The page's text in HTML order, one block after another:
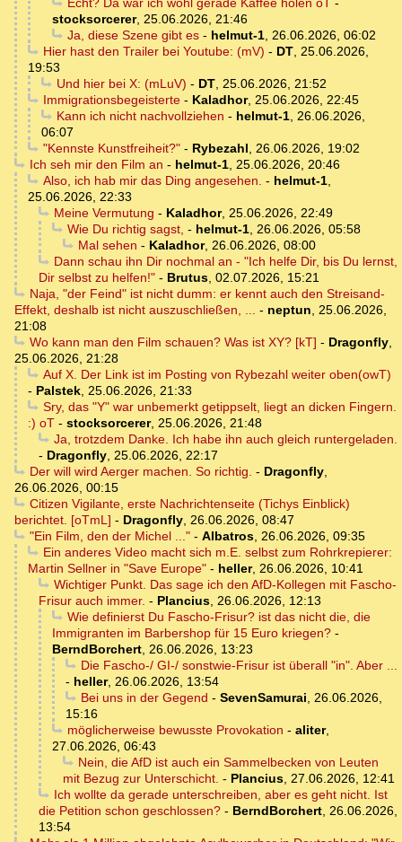
stocksorcerer, 25.06.2026, 21:46
Ja, diese Szene gibt es- helmut-1, 26.06.2026, 06:02
Hier hast den Trailer bei Youtube: (mV) - DT, 25.06.2026,
19:53
Und hier bei X: (mLuV) - DT, 25.06.2026, 21:52
Immigrationsbegeisterte- Kaladhor, 25.06.2026, 22:45
Kann ich nicht nachvollziehen - helmut-1, 26.06.2026,
06:07
"Kennste Kunstfreiheit?"- Rybezahl
26.06.2026, 19:02
Ich seh mir den Film an - helmut-1, 25.06.2026, 20:46
Also, ich hab mir das Ding angesehen. - helmut-1,
25.06.2026, 22:33
Meine Vermutung - Kaladhor, 25.06.2026, 22:49
Wie Du richtig sagst, - helmut-1, 26.06.2026, 05:58
Mal sehen - Kaladhor, 26.06.2026, 08:00
Dann schau ihn Dir nochmal an - "Ich helfe Dir, bis Du lernst,
Dir selbst zu helfen!" - Brutus 02.07.2026, 15:21
Naja, "der Feind" ist nicht dumm: er kennt auch den Streisand-
Effekt, deshalb ist nicht auszuschließen, ...
- neptun
25.06.2026,
21:08
Wo kann man den Film schauen? Was ist XY? [kT] - Dragonfly,
25.06.2026, 21:28
Auf X. Der Link ist im Posting von Rybezahl weiter oben(owT)
- Palstek 25.06.2026, 21:33
Sry, das "Y" war unbemerkt getippselt, liegt an dicken Fingern.
:) oT - stocksorcerer, 25.06.2026, 21:48
Ja, trotzdem Danke. Ich habe ihn auch gleich runtergeladen.
- Dragonfly 25.06.2026, 22:17
Der will wird Aerger machen. So richtig. - Dragonfly,
26.06.2026, 00:15
Citizen Vigilante, erste Nachrichtenseite (Tichys Einblick)
berichtet. [oTmL] - Dragonfly 26.06.2026, 08:47
"Ein Film, den der Michel ..."- Albatros, 26.06.2026, 09:35
Ein anderes Video macht sich m.E. selbst zum Rohrkrepierer:
Martin Sellner in "Save Europe" - heller, 26.06.2026, 10:41
Wichtiger Punkt. Das sage ich den AfD-Kollegen mit Fascho-
Frisur auch immer. - Plancius 26.06.2026, 12:13
Wie definierst Du Fascho-Frisur? ist das nicht die, die
Immigranten im Barbershop für 15 Euro kriegen? -
BerndBorchert 26.06.2026, 13:23
Die Fascho-/ GI-/ sonstwie-Frisur ist überall "in". Aber ...
- heller, 26.06.2026, 13:54
Bei uns in der Gegend - SevenSamurai
26.06.2026,
15:16
möglicherweise bewusste Provokation - aliter,
27.06.2026, 06:43
Nein, die AfD ist auch ein Sammelbecken von Leuten
mit Bezug zur Unterschicht. - Plancius 27.06.2026, 12:41
Ich wollte da gerade unterschreiben, aber es geht nicht. Ist
die Petition schon geschlossen? - BerndBorchert 26.06.2026,
13:54